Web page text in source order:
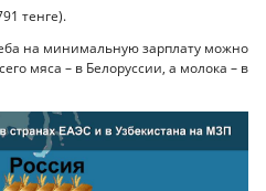
тенге).
на минимальную зарплату можно
мяса – в Белоруссии, а молока – в